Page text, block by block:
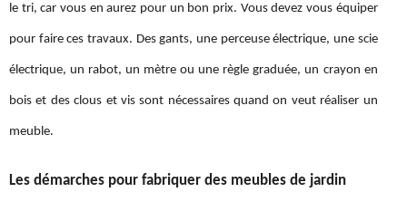
le tri, car vous en aurez pour un bon prix. Vous devez vous équiper
pour faire ces travaux. Des gants, une perceuse électrique, une scie
électrique, un rabot, un mètre ou une règle graduée, un crayon en
bois et des clous et vis sont nécessaires quand on veut réaliser un
meuble.
Les démarches pour fabriquer des meubles de jardin